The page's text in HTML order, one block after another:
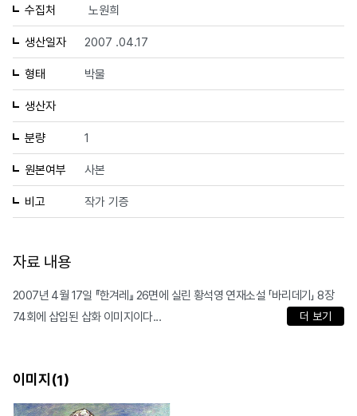
수집처 노원희
생산일자 2007 .04.17
형태 박물
생산자
분량 1
원본여부 사본
비고 작가 기증
자료 내용
2007년 4월 17일 『한겨레』 26면에 실린 황석영 연재소설 「바리데기」 8장
74회에 삽입된 삽화 이미지이다...
더 보기
이미지(1)